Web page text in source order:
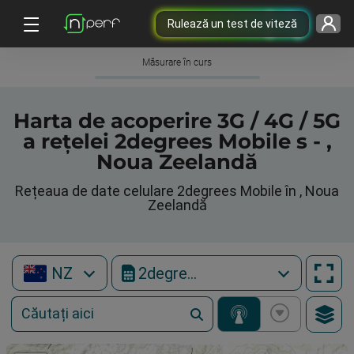
Rulează un test de viteză
Măsurare în curs
Harta de acoperire 3G / 4G / 5G
a rețelei 2degrees Mobile s - ,
Noua Zeelandă
Rețeaua de date celulare 2degrees Mobile în , Noua
Zeelandă
NZ 2degrees Mobile